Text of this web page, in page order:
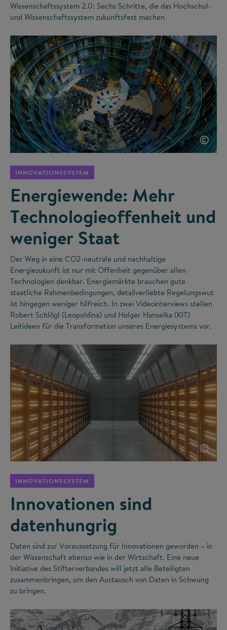
Wissenschaftssystem 2.0: Sechs Schritte, die das Hochschul-
und Wissenschaftssystem zukunftsfest machen
©
INNOVATIONSSYSTEM
Energiewende: Mehr
Technologieoffenheit und
weniger Staat
Der Weg in eine CO2-neutrale und nachhaltige
Energiezukunft ist nur mit Offenheit gegenüber allen
Technologien denkbar. Energiemärkte brauchen gute
staatliche Rahmenbedingungen, detailverliebte Regelungswut
ist hingegen weniger hilfreich. In zwei Videointerviews stellen
Robert Schlögl (Leopoldina) und Holger Hanselka (KIT)
Leitideen für die Transformation unseres Energiesystems vor.
©
INNOVATIONSSYSTEM
Innovationen sind
datenhungrig
Daten sind zur Voraussetzung für Innovationen geworden – in
der Wissenschaft ebenso wie in der Wirtschaft. Eine neue
Initiative des Stifterverbandes will jetzt alle Beteiligten
zusammenbringen, um den Austausch von Daten in Schwung
zu bringen.